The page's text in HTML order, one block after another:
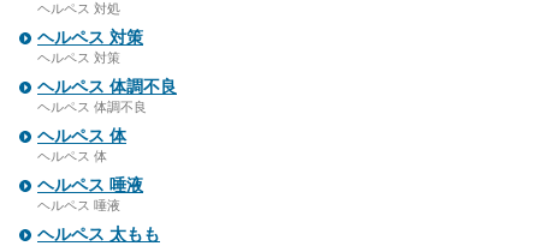
ヘルペス 対処
ヘルペス 対策
ヘルペス 対策
ヘルペス 体調不良
ヘルペス 体調不良
ヘルペス 体
ヘルペス 体
ヘルペス 唾液
ヘルペス 唾液
ヘルペス 太もも